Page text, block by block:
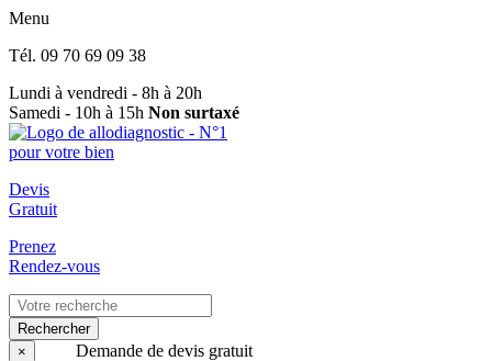
Menu
Tél. 09 70 69 09 38
Lundi à vendredi - 8h à 20h
Samedi - 10h à 15h Non surtaxé
Devis
Gratuit
Prenez
Rendez-vous
Rechercher
×
Demande de devis gratuit